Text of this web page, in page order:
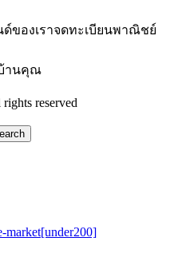
ด์ของเราจดทะเบียนพาณิชย์
านคุณ
reserved
market[under200]